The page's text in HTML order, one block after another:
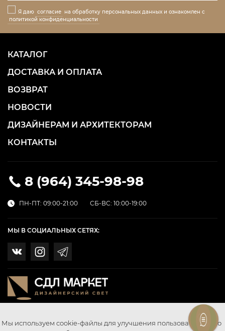
Я даю согласие на обработку персональных данных и ознакомлен с
политикой конфиденциальности
8 (964) 345-98-98
ПН-ПТ: 09:00-21:00 СБ-ВС: 10:00-19:00
КАТАЛОГ
ДОСТАВКА И ОПЛАТА
ВОЗВРАТ
НОВОСТИ
ДИЗАЙНЕРАМ И АРХИТЕКТОРАМ
КОНТАКТЫ
МЫ В СОЦИАЛЬНЫХ СЕТЯХ:
Мы используем cookie-файлы для улучшения пользовательского